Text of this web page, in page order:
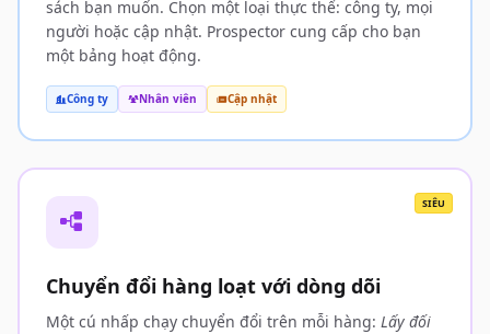
sách bạn muốn. Chọn một loại thực thể: công ty, mọi
người hoặc cập nhật. Prospector cung cấp cho bạn
một bảng hoạt động.
Công ty Nhân viên Cập nhật
SIÊU
Chuyển đổi hàng loạt với dòng dõi
Một cú nhấp chạy chuyển đổi trên mỗi hàng: Lấy đối